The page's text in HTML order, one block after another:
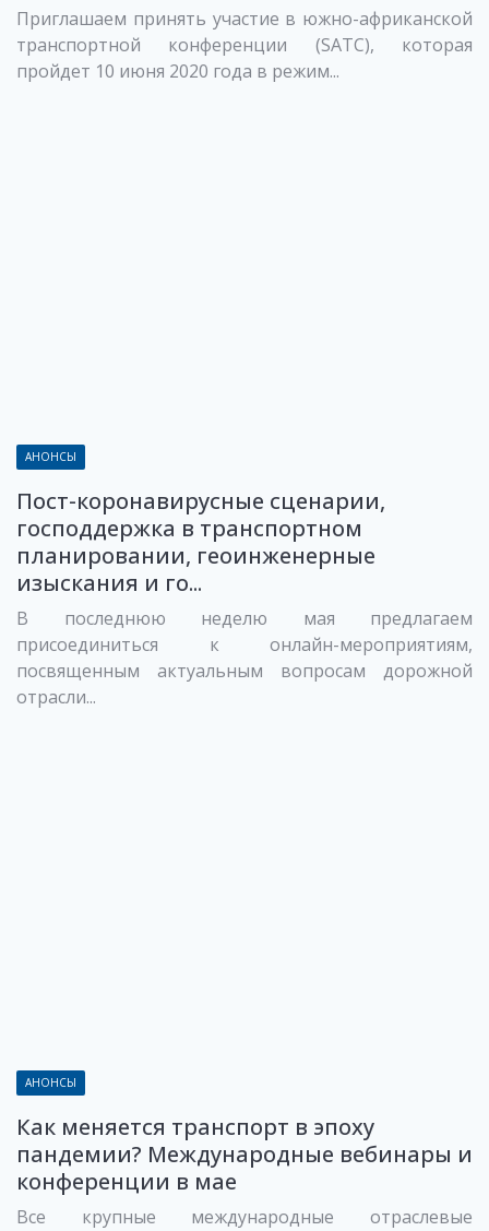
Приглашаем принять участие в южно-африканской
транспортной конференции (SATC), которая
пройдет 10 июня 2020 года в режим...
АНОНСЫ
Пост-коронавирусные сценарии,
господдержка в транспортном
планировании, геоинженерные
изыскания и го...
В последнюю неделю мая предлагаем
присоединиться к онлайн-мероприятиям,
посвященным актуальным вопросам дорожной
отрасли...
АНОНСЫ
Как меняется транспорт в эпоху
пандемии? Международные вебинары и
конференции в мае
Все крупные международные отраслевые